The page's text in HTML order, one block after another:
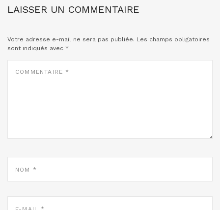
LAISSER UN COMMENTAIRE
Votre adresse e-mail ne sera pas publiée. Les champs obligatoires
sont indiqués avec *
MAIL